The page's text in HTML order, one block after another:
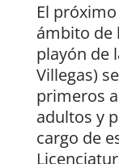
El
ámbito de
playón de
Villegas)
primeros
adultos y
cargo de